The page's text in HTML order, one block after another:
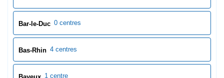
Bar-le-Duc 0 centres
Bas-Rhin 4 centres
1 centre